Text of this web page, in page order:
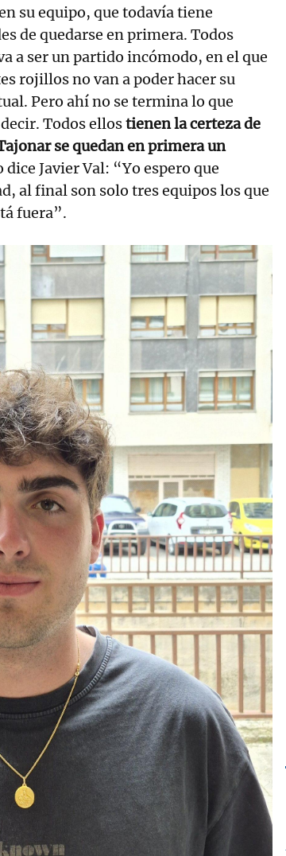
su equipo, que todavía tiene
de quedarse en primera. Todos
a ser un partido incómodo, en el que
rojillos no van a poder hacer su
Pero ahí no se termina lo que
Todos ellostienen la certeza de
se quedan en primera un
dice Javier Val: “Yo espero que
al final son solo tres equipos los que
fuera”.